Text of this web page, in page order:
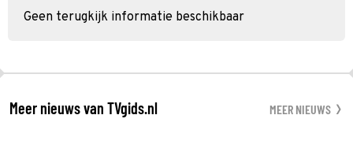
Geen terugkijk informatie beschikbaar
Meer nieuws van TVgids.nl MEER NIEUWS